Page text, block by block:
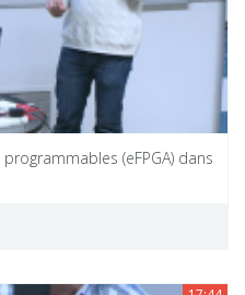
(eFPGA) dans